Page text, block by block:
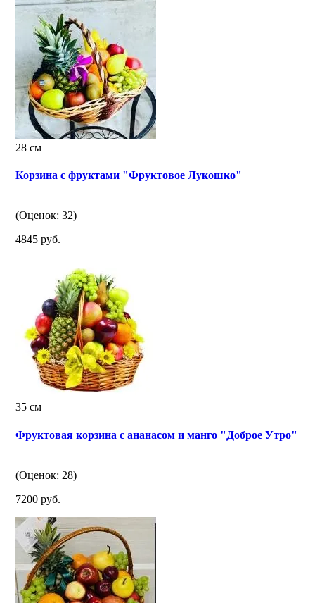
28 см
Корзина с фруктами "Фруктовое Лукошко"
(Оценок: 32)
4845 руб.
35 см
Фруктовая корзина с ананасом и манго "Доброе Утро"
(Оценок: 28)
7200 руб.